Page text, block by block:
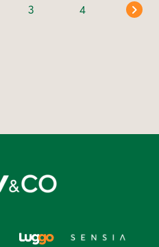
3 4